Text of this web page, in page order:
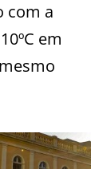
com a
em